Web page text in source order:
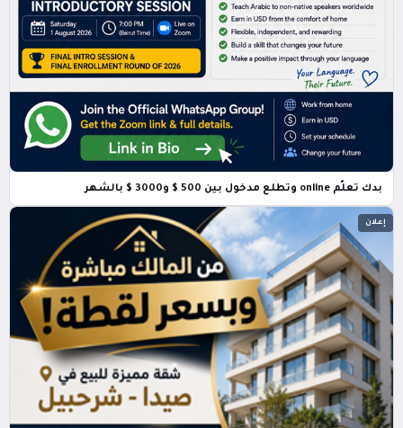
بدك تعلّم online وتطلع مدخول بين 500 $ و3000 $ بالشهر
إعلان